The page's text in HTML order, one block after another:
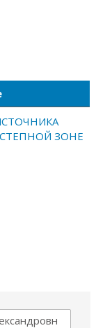
ЗОНЕ